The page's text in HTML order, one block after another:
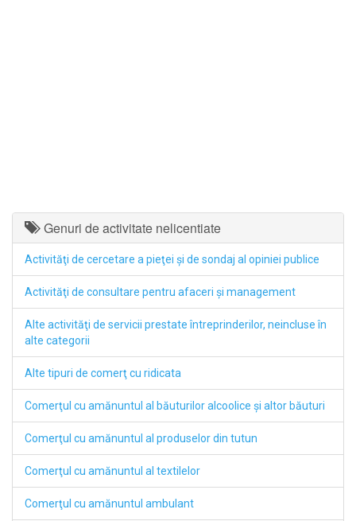
Genuri de activitate nelicentiate
Activităţi de cercetare a pieţei şi de sondaj al opiniei publice
Activităţi de consultare pentru afaceri şi management
Alte activităţi de servicii prestate întreprinderilor, neincluse în
alte categorii
Alte tipuri de comerţ cu ridicata
Comerţul cu amănuntul al băuturilor alcoolice şi altor băuturi
Comerţul cu amănuntul al produselor din tutun
Comerţul cu amănuntul al textilelor
Comerţul cu amănuntul ambulant